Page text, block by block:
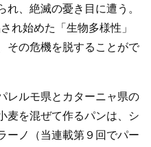
、絶滅の憂き目に遭う。
れ始めた「生物多様性」
その危機を脱することがで
レルモ県とカターニャ県の
麦を混ぜて作るパンは、シ
ーノ（当連載第９回でパー